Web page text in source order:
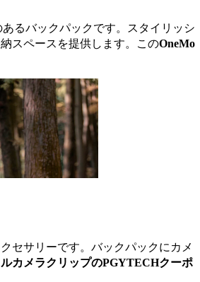
るバックパックです。スタイリッシ
スペースを提供します。このOneMo
セサリーです。バックパックにカメ
ルカメラクリップのPGYTECHクーポ